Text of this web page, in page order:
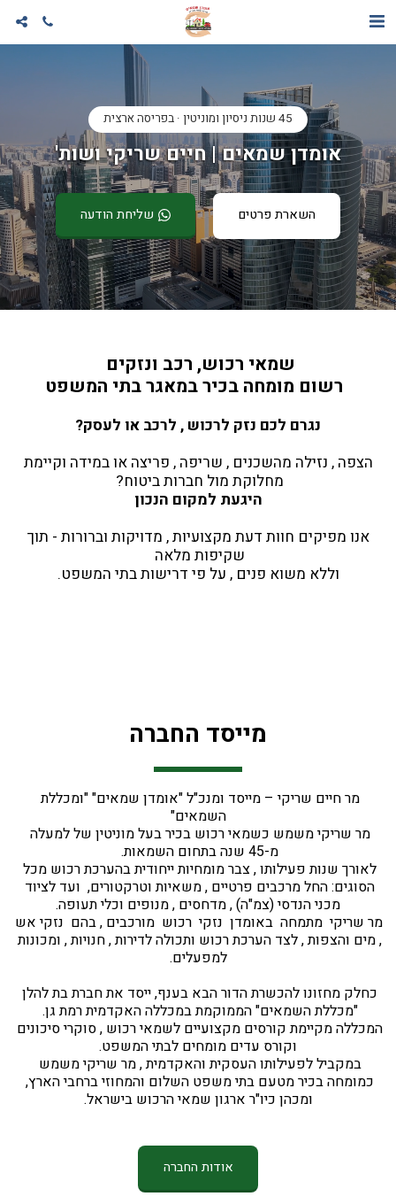
45 שנות ניסיון ומוניטין · בפריסה ארצית
אומדן שמאים | חיים שריקי ושות'
השארת פרטים שליחת הודעה
שמאי רכוש, רכב ונזקים
רשום מומחה בכיר במאגר בתי המשפט
נגרם לכם נזק לרכוש , לרכב או לעסק?
מחלוקת מול חברות ביטוח?
היגעת למקום הנכון
שקיפות מלאה
וללא משוא פנים , על פי דרישות בתי המשפט.
מייסד החברה
מר חיים שריקי – מייסד ומנכ"ל "אומדן שמאים" "ומכללת
השמאים"
מ-45 שנה בתחום השמאות.
מכני הנדסי (צמ"ה) , מדחסים , מנופים וכלי תעופה.
, מים והצפות , לצד הערכת רכוש ותכולה לדירות , חנויות , ומכונות
למפעלים.
"מכללת השמאים" הממוקמת במכללה האקדמית רמת גן.
וקורס עדים מומחים לבתי המשפט.
ומכהן כיו"ר ארגון שמאי הרכוש בישראל.
אודות החברה